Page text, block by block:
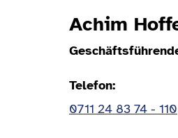
Achim
Telefon
0711 24 83 74 - 110